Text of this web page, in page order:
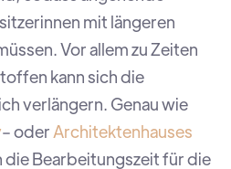
mit längeren
Vor allem zu Zeiten
kann sich die
verlängern. Genau wie
-oder Architektenhauses
die Bearbeitungszeit für die